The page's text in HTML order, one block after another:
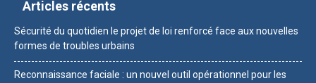
Articles récents
Sécurité du quotidien le projet de loi renforcé face aux nouvelles
formes de troubles urbains
Reconnaissance faciale : un nouvel outil opérationnel pour les